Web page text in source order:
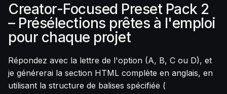
Creator-Focused Preset Pack 2
– Présélections prêtes à l'emploi
pour chaque projet
Répondez avec la lettre de l'option (A, B, C ou D), et
je générerai la section HTML complète en anglais, en
utilisant la structure de balises spécifiée (